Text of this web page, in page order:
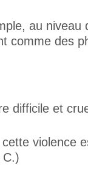
au
comme des
et
violence
C.)